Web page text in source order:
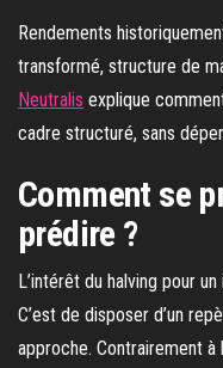
Rendements
transformé, structure de
Neutralis explique
cadre structuré, sans
Comment se
prédire ?
L’intérêt du halving pour
C’est de disposer d’un
approche. Contrairement